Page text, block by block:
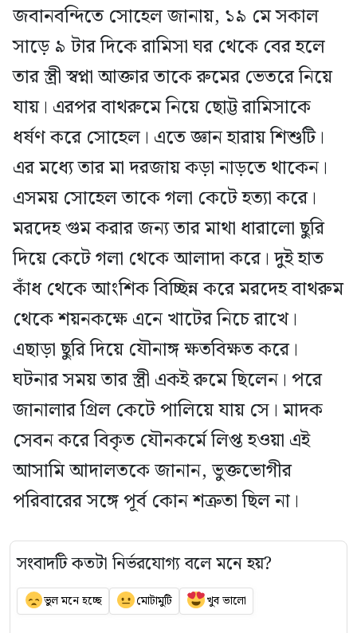
জবানবন্দিতে সোহেল জানায়, ১৯ মে সকাল
সাড়ে ৯ টার দিকে রামিসা ঘর থেকে বের হলে
তার স্ত্রী স্বপ্না আক্তার তাকে রুমের ভেতরে নিয়ে
যায়। এরপর বাথরুমে নিয়ে ছোট্ট রামিসাকে
ধর্ষণ করে সোহেল। এতে জ্ঞান হারায় শিশুটি।
এর মধ্যে তার মা দরজায় কড়া নাড়তে থাকেন।
এসময় সোহেল তাকে গলা কেটে হত্যা করে।
মরদেহ গুম করার জন্য তার মাথা ধারালো ছুরি
দিয়ে কেটে গলা থেকে আলাদা করে। দুই হাত
কাঁধ থেকে আংশিক বিচ্ছিন্ন করে মরদেহ বাথরুম
থেকে শয়নকক্ষে এনে খাটের নিচে রাখে।
এছাড়া ছুরি দিয়ে যৌনাঙ্গ ক্ষতবিক্ষত করে।
ঘটনার সময় তার স্ত্রী একই রুমে ছিলেন। পরে
জানালার গ্রিল কেটে পালিয়ে যায় সে। মাদক
সেবন করে বিকৃত যৌনকর্মে লিপ্ত হওয়া এই
আসামি আদালতকে জানান, ভুক্তভোগীর
পরিবারের সঙ্গে পূর্ব কোন শত্রুতা ছিল না।
সংবাদটি কতটা নির্ভরযোগ্য বলে মনে হয়?
ভুল মনে হচ্ছে মোটামুটি খুব ভালো